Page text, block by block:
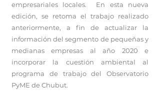
empresariales locales. En esta nueva
edición, se retoma el trabajo realizado
anteriormente, a fin de actualizar la
información del segmento de pequeñas y
medianas empresas al año 2020 e
incorporar la cuestión ambiental al
programa de trabajo del Observatorio
PyME de Chubut.